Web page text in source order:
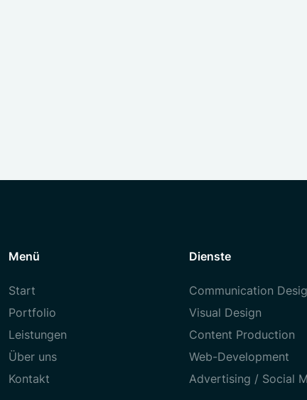
Menü
Start
Portfolio
Leistungen
Über uns
Kontakt
Dienste
Communication
Visual Design
Content Production
Web-Development
Advertising / Social